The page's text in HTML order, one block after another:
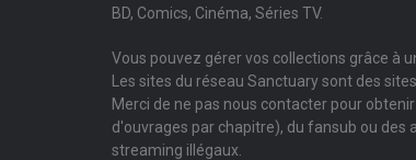
BD, Comics, Cinéma, Séries TV.
Vous pouvez gérer vos collections grâce à
Les sites du réseau Sanctuary sont des
Merci de ne pas nous contacter pour
d'ouvrages par chapitre), du fansub ou des
streaming illégaux.